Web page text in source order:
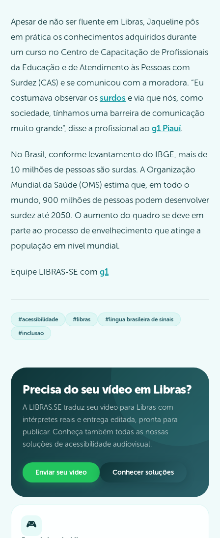
Apesar de não ser fluente em Libras, Jaqueline pôs
em prática os conhecimentos adquiridos durante
um curso no Centro de Capacitação de Profissionais
da Educação e de Atendimento às Pessoas com
Surdez (CAS) e se comunicou com a moradora. “Eu
costumava observar os surdos e via que nós, como
sociedade, tínhamos uma barreira de comunicação
muito grande”, disse a profissional ao g1 Piauí.
No Brasil, conforme levantamento do IBGE, mais de
10 milhões de pessoas são surdas. A Organização
Mundial da Saúde (OMS) estima que, em todo o
mundo, 900 milhões de pessoas podem desenvolver
surdez até 2050. O aumento do quadro se deve em
parte ao processo de envelhecimento que atinge a
população em nível mundial.
Equipe LIBRAS-SE com g1
#acessibilidade #libras
#lingua brasileira de sinais
#inclusao
Precisa do seu vídeo em Libras?
A LIBRAS.SE traduz seu vídeo para Libras com
intérpretes reais e entrega editada, pronta para
publicar. Conheça também todas as nossas
soluções de acessibilidade audiovisual.
Enviar seu vídeo Conhecer soluções
🎮